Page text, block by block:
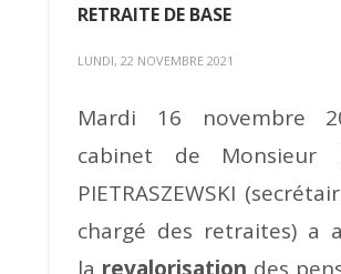
RETRAITE DE BASE
LUNDI, 22 NOVEMBRE 2021
Mardi 16 novembre
cabinet de Monsieur
PIETRASZEWSKI
chargé des retraites) a
la revalorisation des